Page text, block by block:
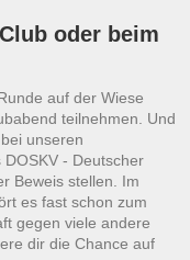
oder beim
auf der Wiese
teilnehmen. Und
unseren
- Deutscher
Beweis stellen. Im
es fast schon zum
gegen viele andere
dir die Chance auf